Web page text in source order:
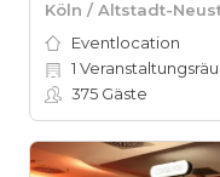
Köln / Altstadt-
Eventlocation
1
375 Gäste